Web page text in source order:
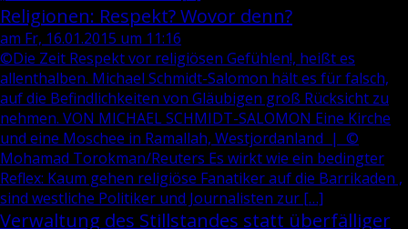
Religionen: Respekt? Wovor denn?
am Fr, 16.01.2015 um 11:16
©Die Zeit Respekt vor religiösen Gefühlen!, heißt es
allenthalben. Michael Schmidt-Salomon hält es für falsch,
auf die Befindlichkeiten von Gläubigen groß Rücksicht zu
nehmen. VON MICHAEL SCHMIDT-SALOMON Eine Kirche
und eine Moschee in Ramallah, Westjordanland | ©
Mohamad Torokman/Reuters Es wirkt wie ein bedingter
Reflex: Kaum gehen religiöse Fanatiker auf die Barrikaden ,
sind westliche Politiker und Journalisten zur […]
Verwaltung des Stillstandes statt überfälliger